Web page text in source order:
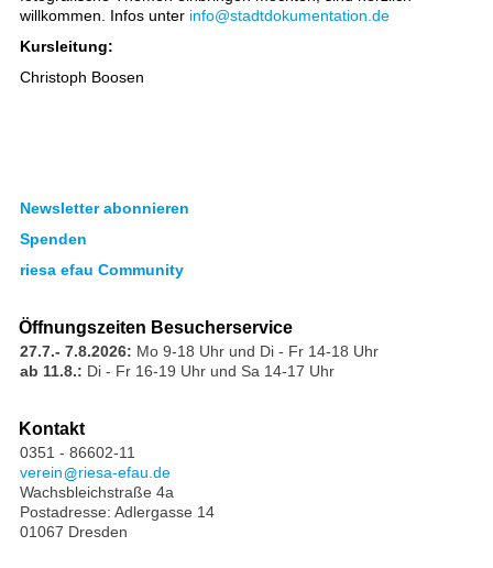
willkommen. Infos unter info@stadtdokumentation.de
Kursleitung:
Christoph Boosen
Newsletter abonnieren
Spenden
riesa efau Community
Öffnungszeiten Besucherservice
27.7.- 7.8.2026: Mo 9-18 Uhr und Di - Fr 14-18 Uhr
ab 11.8.: Di - Fr 16-19 Uhr und Sa 14-17 Uhr
Kontakt
0351 - 86602-11
verein
riesa-efau.de
Wachsbleichstraße 4a
Postadresse: Adlergasse 14
01067 Dresden